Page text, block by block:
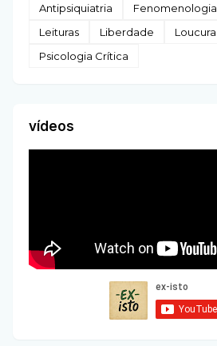
Antipsiquiatria Fenomenologia
Leituras
Liberdade
Loucura
Psicologia Crítica
vídeos